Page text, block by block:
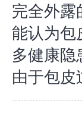
完全外露
能认为包
多健康隐
由于包皮